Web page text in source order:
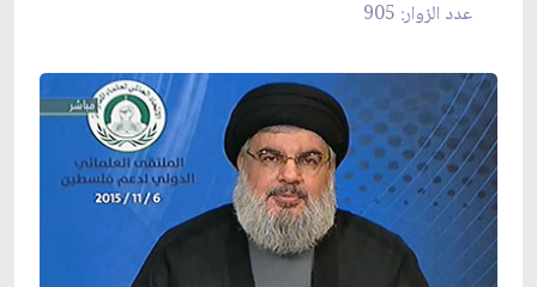
عدد الزوار: 905